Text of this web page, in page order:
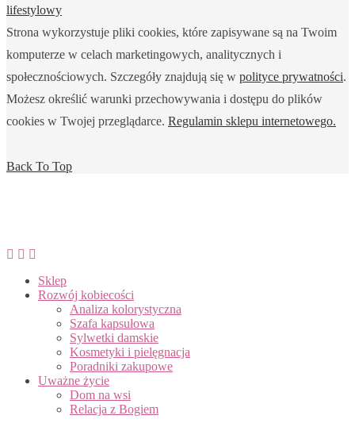
lifestylowy
Strona wykorzystuje pliki cookies, które zapisywane są na Twoim
komputerze w celach marketingowych, analitycznych i
społecznościowych. Szczegóły znajdują się w polityce prywatności.
Możesz określić warunki przechowywania i dostępu do plików
cookies w Twojej przeglądarce. Regulamin sklepu internetowego.
Back To Top
Sklep
Rozwój kobiecości
Analiza kolorystyczna
Szafa kapsułowa
Sylwetki damskie
Kosmetyki i pielęgnacja
Poradniki zakupowe
Uważne życie
Dom na wsi
Relacja z Bogiem